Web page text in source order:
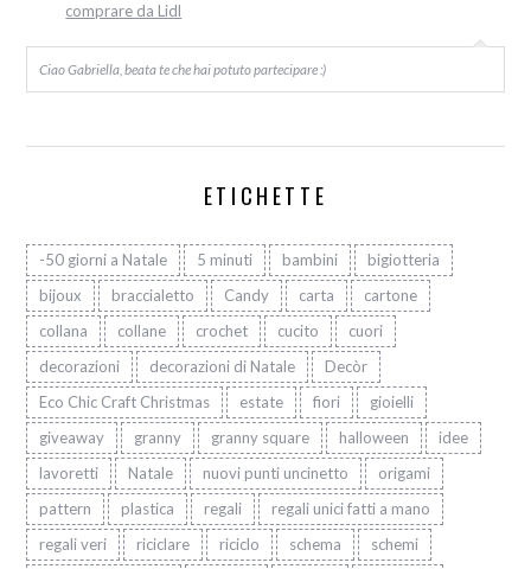
comprare da Lidl
Ciao Gabriella, beata te che hai potuto partecipare :)
ETICHETTE
-50 giorni a Natale 5 minuti bambini
bigiotteria
bijoux
braccialetto Candy carta
cartone
collana
collane crochet cucito
cuori
decorazioni
decorazioni di Natale
Decòr
Eco Chic Craft Christmas
estate fiori
gioielli
giveaway
granny granny square halloween
idee
lavoretti
Natale nuovi punti uncinetto
origami
pattern
plastica regali
regali unici fatti a mano
regali veri
riciclare riciclo schema
schemi